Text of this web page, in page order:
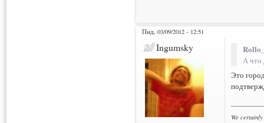
Пнд, 03/09/2012 - 12:51
Ingumsky
А что
Это
We